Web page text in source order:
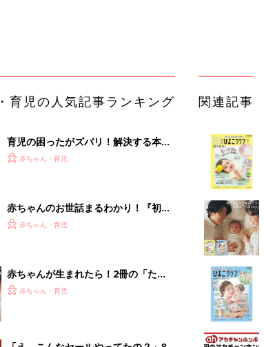
0％OFF以上が続々登場！Amazonの
本気が...
PR（Amazon）
ランキングをもっと見る